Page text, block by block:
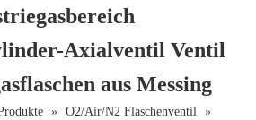
Axialventil Ventil
aus Messing
» O2/Air/N2 Flaschenventil »